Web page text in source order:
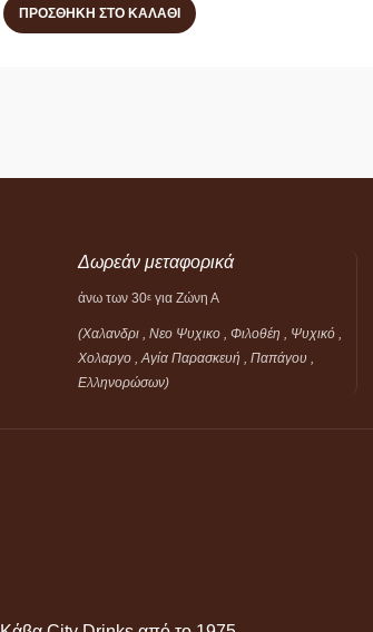
ΠΡΟΣΘΉΚΗ ΣΤΟ ΚΑΛΆΘΙ
Δωρεάν μεταφορικά
άνω των 30ε για Ζώνη Α
(Χαλανδρι , Νεο Ψυχικο , Φιλοθέη , Ψυχικό ,
Χολαργο , Αγία Παρασκευή , Παπάγου ,
Ελληνορώσων)